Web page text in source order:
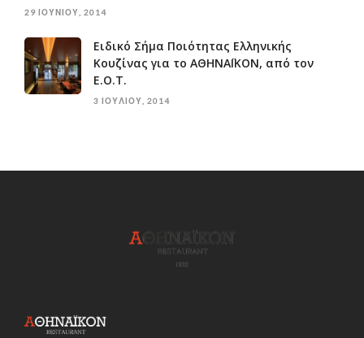
29 ΙΟΥΝΊΟΥ, 2014
Ειδικό Σήμα Ποιότητας Ελληνικής
Κουζίνας για το ΑΘΗΝΑΪΚΟΝ, από τον
Ε.Ο.Τ.
3 ΙΟΥΛΊΟΥ, 2014